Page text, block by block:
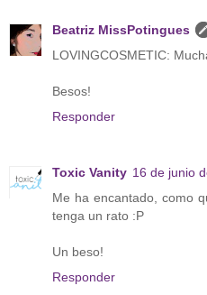
Beatriz MissPotingues
LOVINGCOSMETIC:
Besos!
Responder
Toxic Vanity 16 de junio
Me ha encantado, como
tenga un rato :P
Un beso!
Responder